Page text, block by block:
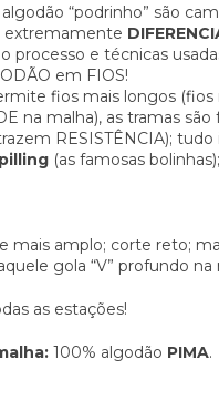
“podrinho” são
extremamente
processo e técnicas
em FIOS!
fios mais longos (fios
na malha), as tramas são
RESISTÊNCIA); tudo
(as famosas bolinhas);
mais amplo; corte reto;
gola “V” profundo na
as estações!
100% algodão PIMA.